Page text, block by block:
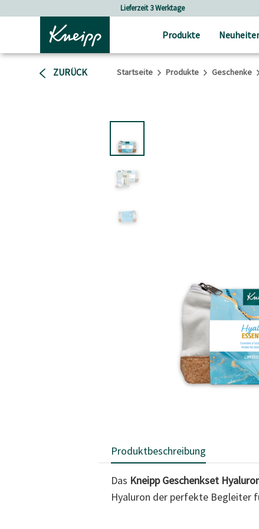
Versandkostenfrei ab 30 € Bestellwert
Produkte
ZURÜCK Startseite Produkte Geschenke
Produktbeschreibung
Das Kneipp Geschenkset
Hyaluron der perfekte Begleiter